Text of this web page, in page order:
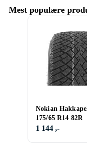
Mest populære
Nokian
175/65 R14 82R
1 144 ,-